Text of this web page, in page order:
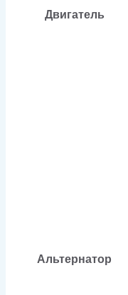
Двигатель
Альтернатор